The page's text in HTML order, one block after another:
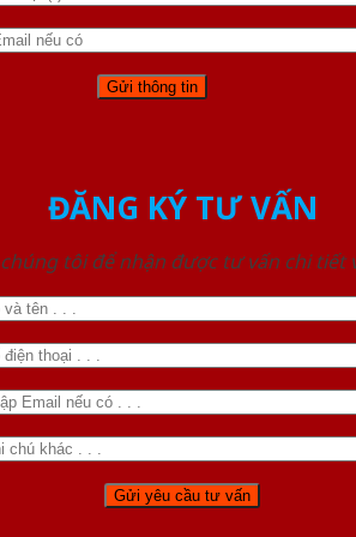
ĐĂNG KÝ TƯ VẤN
tôi để nhận được tư vấn chi tiết